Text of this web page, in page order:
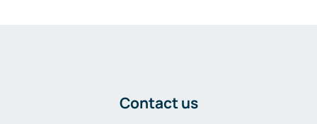
Contact us